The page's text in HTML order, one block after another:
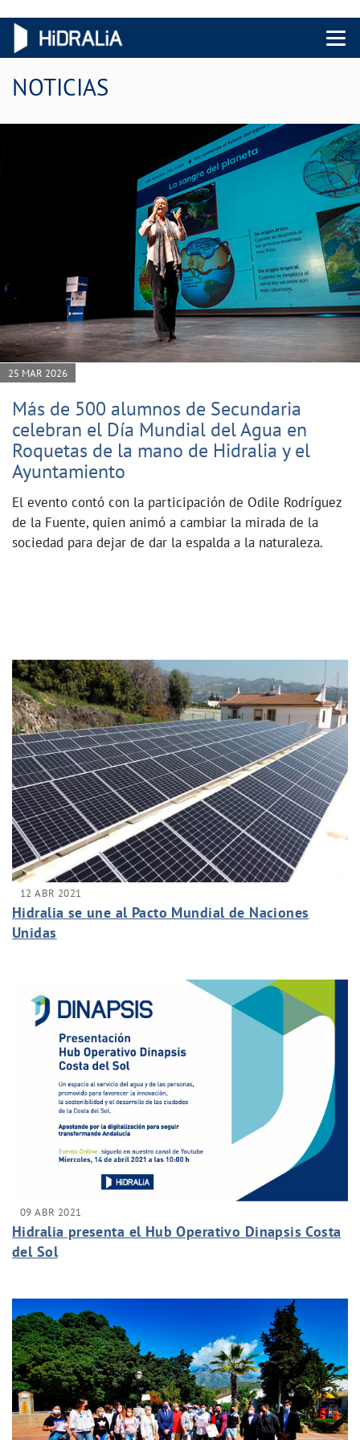
Menu
NOTICIAS
25 MAR 2026
Más de 500 alumnos de Secundaria
celebran el Día Mundial del Agua en
Roquetas de la mano de Hidralia y el
Ayuntamiento
El evento contó con la participación de Odile Rodríguez
de la Fuente, quien animó a cambiar la mirada de la
sociedad para dejar de dar la espalda a la naturaleza.
12 ABR 2021
Hidralia se une al Pacto Mundial de Naciones
Unidas
09 ABR 2021
Hidralia presenta el Hub Operativo Dinapsis Costa
del Sol